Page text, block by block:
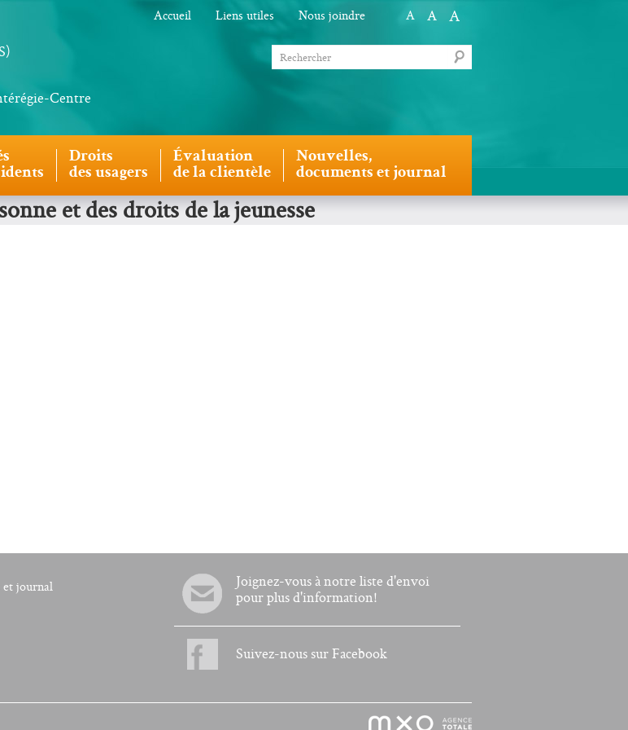
A A A
Accueil Liens utiles Nous joindre
Centre
Droits
des usagers
Évaluation
de la clientèle
Nouvelles,
documents et journal
et des droits de la jeunesse
et journal
Joignez-vous à notre liste d'envoi
pour plus d'information!
Suivez-nous sur Facebook